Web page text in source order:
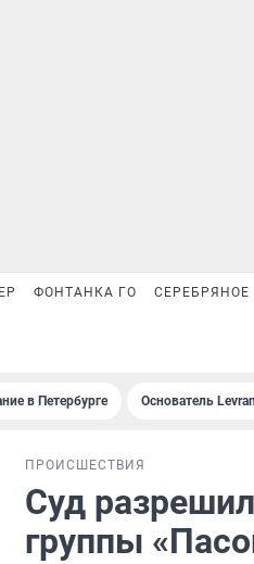
ФОНТАНКА ГО СЕРЕБРЯНОЕ
в Петербурге Основатель
ПРОИСШЕСТВИЯ
Суд
группы